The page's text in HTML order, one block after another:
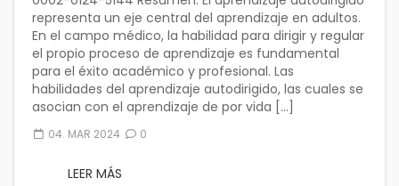
representa un eje central del aprendizaje en adultos.
En el campo médico, la habilidad para dirigir y regular
el propio proceso de aprendizaje es fundamental
para el éxito académico y profesional. Las
habilidades del aprendizaje autodirigido, las cuales se
asocian con el aprendizaje de por vida […]
04. MAR 2024 0
LEER MÁS